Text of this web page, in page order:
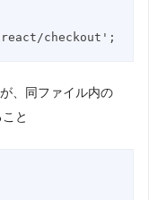
checkout';
、同ファイル内の
と